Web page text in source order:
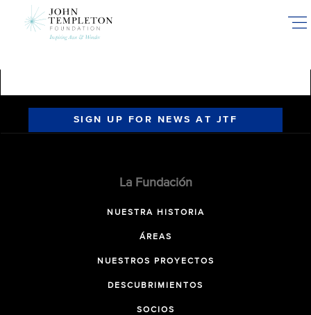
SIGN UP FOR NEWS AT JTF
La Fundación
NUESTRA HISTORIA
ÁREAS
NUESTROS PROYECTOS
DESCUBRIMIENTOS
SOCIOS